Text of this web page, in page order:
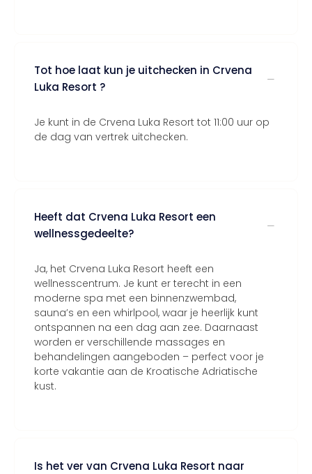
Tot hoe laat kun je uitchecken in Crvena
Luka Resort ?
Je kunt in de Crvena Luka Resort tot 11:00 uur op
de dag van vertrek uitchecken.
Heeft dat Crvena Luka Resort een
wellnessgedeelte?
Ja, het Crvena Luka Resort heeft een
wellnesscentrum. Je kunt er terecht in een
moderne spa met een binnenzwembad,
sauna’s en een whirlpool, waar je heerlijk kunt
ontspannen na een dag aan zee. Daarnaast
worden er verschillende massages en
behandelingen aangeboden – perfect voor je
korte vakantie aan de Kroatische Adriatische
kust.
Is het ver van Crvena Luka Resort naar